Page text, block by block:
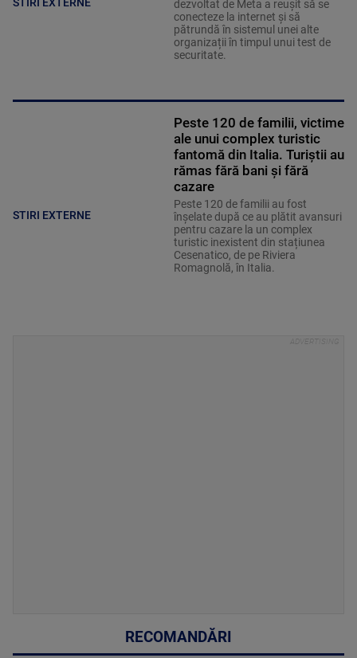
dezvoltat de Meta a reușit să se
conecteze la internet și să
pătrundă în sistemul unei alte
organizații în timpul unui test de
securitate.
STIRI EXTERNE
Peste 120 de familii, victime
ale unui complex turistic
fantomă din Italia. Turiștii au
rămas fără bani și fără
cazare
Peste 120 de familii au fost
înșelate după ce au plătit avansuri
pentru cazare la un complex
turistic inexistent din stațiunea
Cesenatico, de pe Riviera
Romagnolă, în Italia.
RECOMANDĂRI